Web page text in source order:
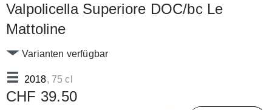
Valpolicella Superiore DOC/bc Le
Mattoline
2018, 75 cl
Varianten verfügbar
CHF 39.50